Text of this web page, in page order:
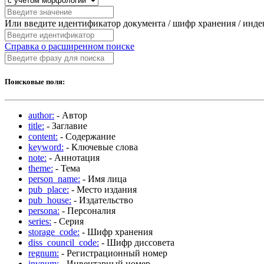
Или введите идентификатор документа / шифр хранения /
Справка о расширенном поиске
Поисковые поля:
author: - Автор
title: - Заглавие
content: - Содержание
keyword: - Ключевые слова
note: - Аннотация
theme: - Тема
person_name: - Имя лица
pub_place: - Место издания
pub_house: - Издательство
persona: - Персоналия
series: - Серия
storage_code: - Шифр хранения
diss_council_code: - Шифр диссовета
regnum: - Регистрационный номер